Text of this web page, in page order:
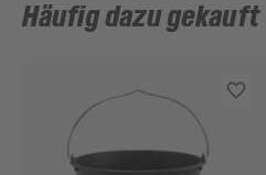
Häufig dazu gekauft